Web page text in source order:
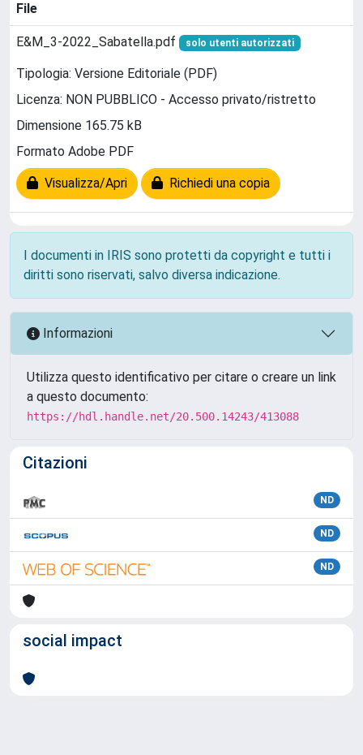
File
E&M_3-2022_Sabatella.pdf solo utenti autorizzati
Tipologia: Versione Editoriale (PDF)
Licenza: NON PUBBLICO - Accesso privato/ristretto
Dimensione 165.75 kB
Formato Adobe PDF
Visualizza/Apri Richiedi una copia
I documenti in IRIS sono protetti da copyright e tutti i
diritti sono riservati, salvo diversa indicazione.
Informazioni
Utilizza questo identificativo per citare o creare un link
a questo documento:
https://hdl.handle.net/20.500.14243/413088
Citazioni
ND
ND
ND
social impact